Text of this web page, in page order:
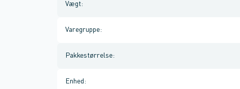
Vægt:
Varegruppe:
Pakkestørrelse:
Enhed :